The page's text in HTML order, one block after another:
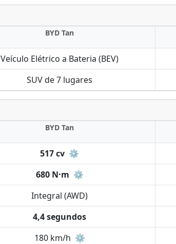
BYD Tan
Veículo Elétrico a Bateria (BEV)
SUV de 7 lugares
BYD Tan
517 cv ⚙️
680 N·m ⚙️
Integral (AWD)
4,4 segundos
180 km/h ⚙️